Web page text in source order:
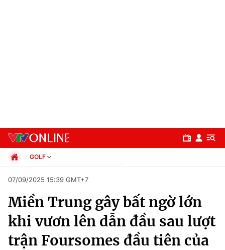
Chuyên mục
Chính trị
GOLF
Xã hội
Pháp luật
Thể thao
Truyền hình
07/09/2025 15:39 GMT+7
Miền Trung gây bất ngờ lớn
khi vươn lên dẫn đầu sau lượt
trận Foursomes đầu tiên của